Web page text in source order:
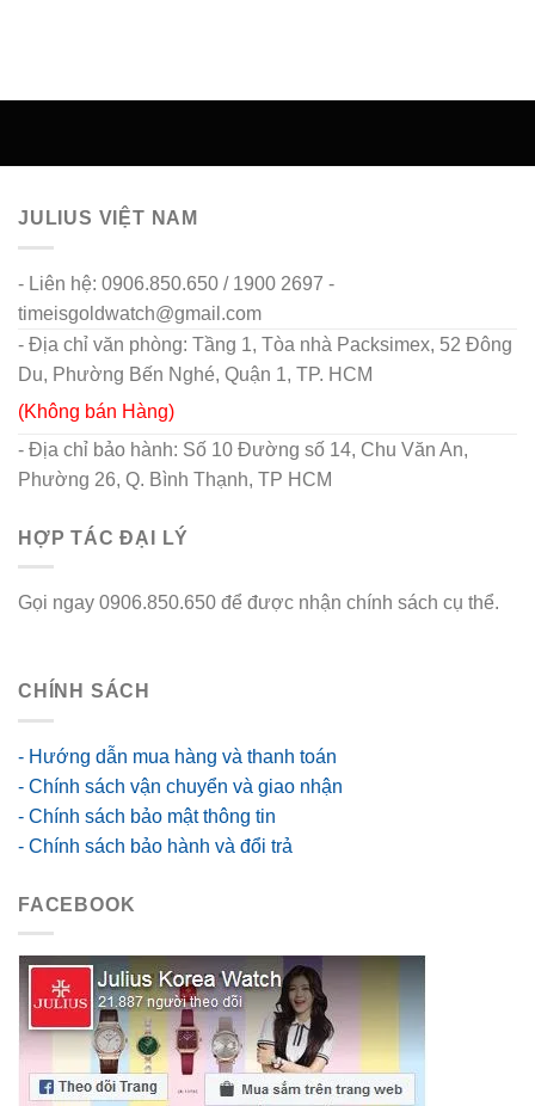
JULIUS VIỆT NAM
- Liên hệ: 0906.850.650 / 1900 2697 -
timeisgoldwatch@gmail.com
- Địa chỉ văn phòng: Tầng 1, Tòa nhà Packsimex, 52 Đông
Du, Phường Bến Nghé, Quận 1, TP. HCM
(Không bán Hàng)
- Địa chỉ bảo hành: Số 10 Đường số 14, Chu Văn An,
Phường 26, Q. Bình Thạnh, TP HCM
HỢP TÁC ĐẠI LÝ
Gọi ngay 0906.850.650 để được nhận chính sách cụ thể.
CHÍNH SÁCH
- Hướng dẫn mua hàng và thanh toán
- Chính sách vận chuyển và giao nhận
- Chính sách bảo mật thông tin
- Chính sách bảo hành và đổi trả
FACEBOOK